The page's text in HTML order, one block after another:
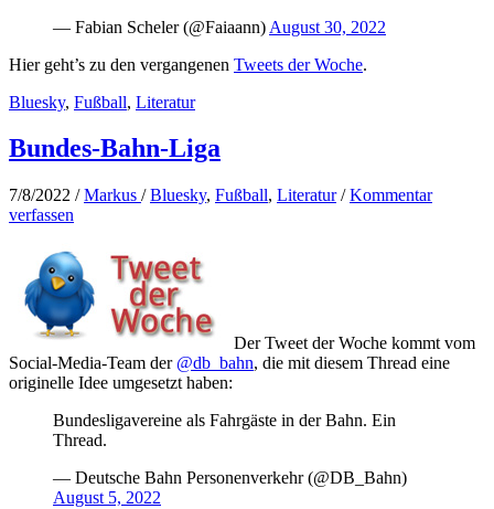
— Fabian Scheler (@Faiaann) August 30, 2022
Hier geht’s zu den vergangenen Tweets der Woche.
Bluesky, Fußball, Literatur
Bundes-Bahn-Liga
7/8/2022 /Markus /Bluesky, Fußball, Literatur/Kommentar
verfassen
Der Tweet der Woche kommt vom
Social-Media-Team der @db_bahn, die mit diesem Thread eine
originelle Idee umgesetzt haben:
Bundesligavereine als Fahrgäste in der Bahn. Ein
Thread.
— Deutsche Bahn Personenverkehr (@DB_Bahn)
August 5, 2022